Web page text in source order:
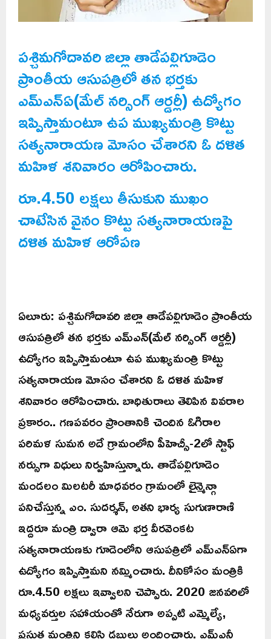
పశ్చిమగోదావరి జిల్లా తాడేపల్లిగూడెం
ప్రాంతీయ ఆసుపత్రిలో తన భర్తకు
ఎమ్ఎన్ఏ(మేల్ నర్సింగ్ ఆర్డర్లీ) ఉద్యోగం
ఇప్పిస్తామంటూ ఉప ముఖ్యమంత్రి కొట్టు
సత్యనారాయణ మోసం చేశారని ఓ దళిత
మహిళ శనివారం ఆరోపించారు.
రూ.4.50 లక్షలు తీసుకుని ముఖం
చాటేసిన వైనం కొట్టు సత్యనారాయణపై
దళిత మహిళ ఆరోపణ
ఏలూరు: పశ్చిమగోదావరి జిల్లా తాడేపల్లిగూడెం ప్రాంతీయ
ఆసుపత్రిలో తన భర్తకు ఎమ్ఎన్(మేల్ నర్సింగ్ ఆర్డర్లీ)
ఉద్యోగం ఇప్పిస్తామంటూ ఉప ముఖ్యమంత్రి కొట్టు
సత్యనారాయణ మోసం చేశారని ఓ దళిత మహిళ
శనివారం ఆరోపించారు. బాధితురాలు తెలిపిన వివరాల
ప్రకారం.. గణపవరం ప్రాంతానికి చెందిన ఓగిరాల
పరిమళ సుమన అదే గ్రామంలోని పీహెచ్సీ-2లో స్టాఫ్
నర్సుగా విధులు నిర్వహిస్తున్నారు. తాడేపల్లిగూడెం
మండలం మిలటరీ మాధవరం గ్రామంలో లైన్మెన్గా
పనిచేస్తున్న ఎం. సుదర్శన్, అతని భార్య సుగుణారాణి
ఇద్దరూ మంత్రి ద్వారా ఆమె భర్త వీరవెంకట
సత్యనారాయణకు గూడెంలోని ఆసుపత్రిలో ఎమ్ఎన్ఏగా
ఉద్యోగం ఇప్పిస్తామని నమ్మించారు. దీనికోసం మంత్రికి
రూ.4.50 లక్షలు ఇవ్వాలని చెప్పారు. 2020 జనవరిలో
మధ్యవర్తుల సహాయంతో నేరుగా అప్పటి ఎమ్మెల్యే,
ప్రస్తుత మంత్రిని కలిసి డబ్బులు అందించారు. ఎమ్ఎనీ